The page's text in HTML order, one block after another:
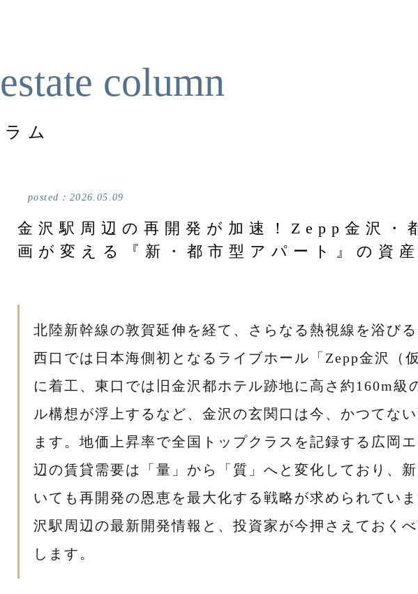
column
ム
posted： 2026.05.09
金沢駅周辺の再開発が加速！Zepp金沢・
画が変える『新・都市型アパート』の資産
北陸新幹線の敦賀延伸を経て、さらなる熱視線を浴びる
西口では日本海側初となるライブホール「Zepp金沢（
に着工、東口では旧金沢都ホテル跡地に高さ約160m級
ル構想が浮上するなど、金沢の玄関口は今、かつてな
ます。地価上昇率で全国トップクラスを記録する広岡
辺の賃貸需要は「量」から「質」へと変化しており、
いても再開発の恩恵を最大化する戦略が求められてい
沢駅周辺の最新開発情報と、投資家が今押さえておく
します。